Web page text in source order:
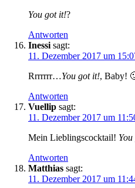
You got it!?
Antworten
Inessi sagt:
11. Dezember 2017 um
Rrrrrrr…You got it!, Baby!
Antworten
Vuellip sagt:
11. Dezember 2017 um
Mein Lieblingscocktail!
Antworten
Matthias sagt:
11. Dezember 2017 um